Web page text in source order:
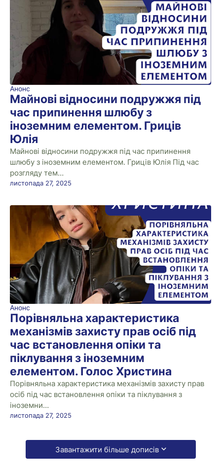
Анонс
Майнові відносини подружжя під
час припинення шлюбу з
іноземним елементом. Гриців
Юлія
Майнові відносини подружжя під час припинення
шлюбу з іноземним елементом. Гриців Юлія Під час
розгляду тем…
листопада 27, 2025
Анонс
Порівняльна характеристика
механізмів захисту прав осіб під
час встановлення опіки та
піклування з іноземним
елементом. Голос Христина
Порівняльна характеристика механізмів захисту прав
осіб під час встановлення опіки та піклування з
іноземни…
листопада 27, 2025
Завантажити більше дописів